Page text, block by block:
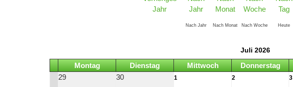
Nach Jahr Nach Monat Nach Woche Heute
Juli 2026
Montag Dienstag Mittwoch Donnerstag
29 30 1 2 3